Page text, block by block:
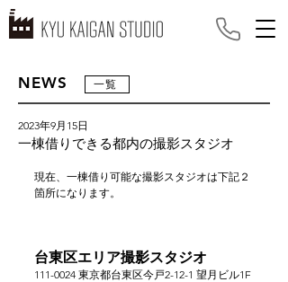
NEWS 一覧
一棟借りできる都内の撮影スタジオ
2023年9月15日
現在、一棟借り可能な撮影スタジオは下記２
箇所になります。
台東区エリア撮影スタジオ
111-0024 東京都台東区今戸2-12-1 望月ビル1F